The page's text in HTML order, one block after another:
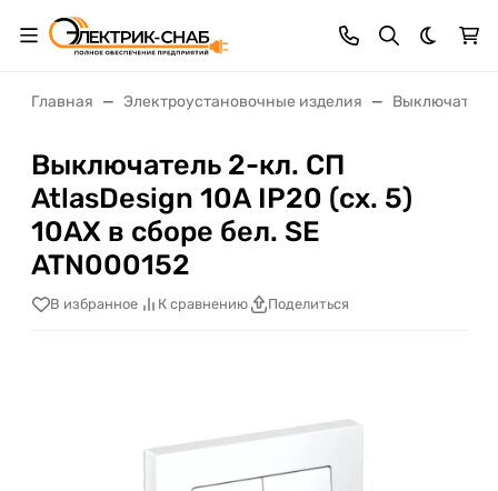
Темная
Главная Электроустановочные изделия
Выключатель 2-кл. СП
AtlasDesign 10А IP20 (сх. 5)
10AX в сборе бел. SE
ATN000152
В избранное К сравнению Поделиться